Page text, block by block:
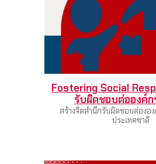
Fostering Social
รับผิดชอบต่อองค์ก
สร้างจิตสำนึกรับผิดชอบต่องอ
ประเทศชาติ